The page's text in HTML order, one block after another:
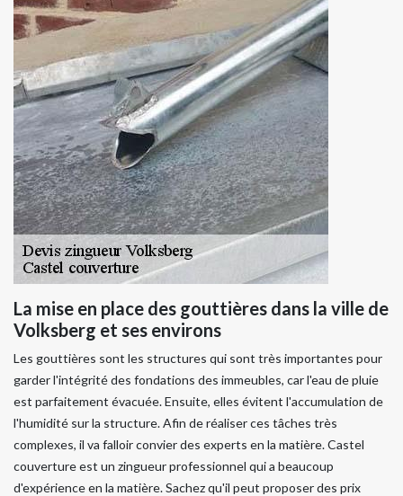
La mise en place des gouttières dans la ville de
Volksberg et ses environs
Les gouttières sont les structures qui sont très importantes pour
garder l'intégrité des fondations des immeubles, car l'eau de pluie
est parfaitement évacuée. Ensuite, elles évitent l'accumulation de
l'humidité sur la structure. Afin de réaliser ces tâches très
complexes, il va falloir convier des experts en la matière. Castel
couverture est un zingueur professionnel qui a beaucoup
d'expérience en la matière. Sachez qu'il peut proposer des prix